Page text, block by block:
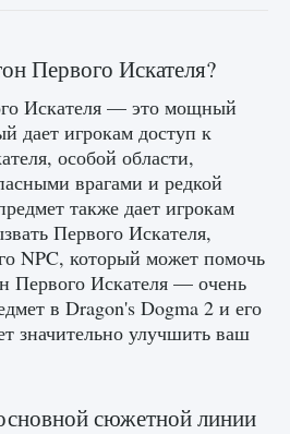
Palworld EPalworld
— Невозможно
мира»
Первого Искателя?
Искателя — это мощный
дает игрокам доступ к
особой области,
врагами и редкой
также дает игрокам
Первого Искателя,
NPC, который может помочь
Первого Искателя — очень
в Dragon's Dogma 2 и его
значительно улучшить ваш
сюжетной линии